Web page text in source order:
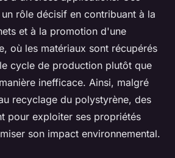
rôle décisif en contribuant à la
et à la promotion d'une
où les matériaux sont récupérés
cycle de production plutôt que
inefficace. Ainsi, malgré
recyclage du polystyrène, des
pour exploiter ses propriétés
son impact environnemental.